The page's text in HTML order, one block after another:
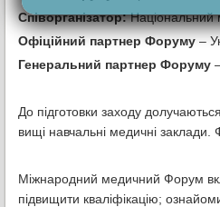
Співорганізатор:Національний
Офіційний партнер Форуму –
Генеральний партнер Форуму
До підготовки заходу
вищі навчальні медичні
Міжнародний медичний Форум
підвищити кваліфікацію;